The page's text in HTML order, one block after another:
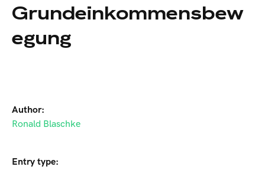
Grundeinkommensbew
egung
Author:
Ronald Blaschke
Entry type: